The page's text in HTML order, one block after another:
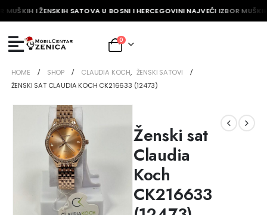
MUŠKIH I ŽENSKIH SATOVA U BOSNI I HERCEGOVINI NAJVEĆI IZBOR
0
HOME SHOP CLAUDIA KOCH, ŽENSKI SATOVI
ŽENSKI SAT CLAUDIA KOCH CK216633 (12473)
Ženski sat
Claudia
Koch
CK216633